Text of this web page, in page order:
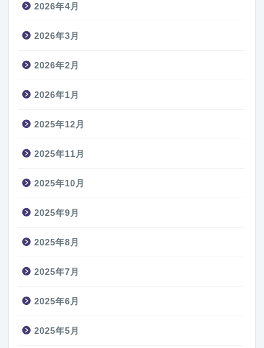
2026年4月
2026年3月
2026年2月
2026年1月
2025年12月
2025年11月
2025年10月
2025年9月
2025年8月
2025年7月
2025年6月
2025年5月